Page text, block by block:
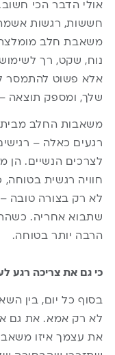
אולי הדבר הכי
חששות, רגשות אשמה
משאבת חלב
נוח, שקט, רך
אלא פשוט להתמסר
שלך, ומספק תוצאה
רגעים כאלה –
לצרכים הנשיים. הן
חוויה רגשית
לא רק בצורה טובה
שתבוא אחריה.
הרבה יותר בטוחה.
כי גם את צריכה רגע
בסוף כל יום, בין
לא רק אמא. את גם
את עצמך איזו